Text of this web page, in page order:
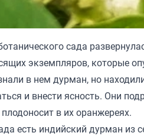
сада
экземпляров, которые
в нем дурман, но
и внести ясность. Они
в их оранжереях.
есть индийский дурман